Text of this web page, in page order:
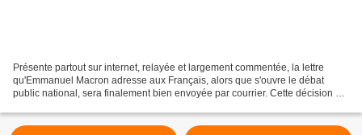
Présente partout sur internet, relayée et largement commentée, la lettre
qu'Emmanuel Macron adresse aux Français, alors que s'ouvre le débat
public national, sera finalement bien envoyée par courrier. Cette décision n'a